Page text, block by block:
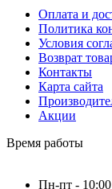
Оплата и
Политика
Условия
Возврат
Контакты
Карта сайта
Акции
Время работы
Пн-пт -